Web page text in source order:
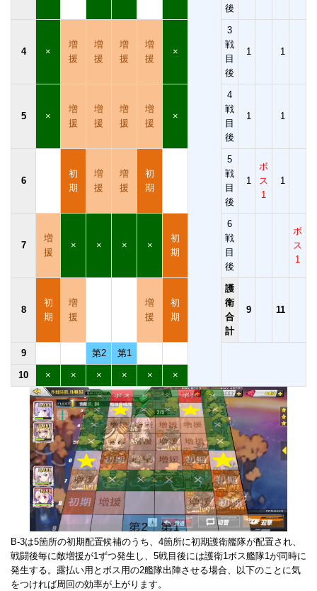
後
4 ×
増
援
増
援
増
援
増
援
×
3
戦
目
後
1 1
5 ×
増
援
増
援
増
援
増
援
×
4
戦
目
後
1 1
6
初
期
増
援
増
援
初
期
5
戦
目
後
1
ボ
ス
1
1
7
増
援
× × × ×
初
期
6
戦
目
後
ボ
ス
1
8
初
期
増
援
増
援
初
期
護
衛
合
計
9 11
9 第2 第1
10 × × × × × ×
B-3は5箇所の初期配置候補のうち、4箇所に初期護衛艦隊が配置され、
戦闘後毎に敵増援が1ずつ発生し、5戦目後には護衛1ボス艦隊1が同時に
発生する。露払い用とボス用の2艦隊出陣させる場合、以下のことに気
をつければ周回の効率が上がります。